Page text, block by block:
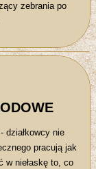
zebrania po
działkowcy nie
pracują jak
w niełaskę to, co